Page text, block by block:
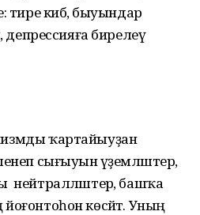
тире кибә, быуындар
депрессияға бирелеү
ҡартайыуҙан
сығыуын әүҙемләштерә,
нейтралләштерә, башҡа
көсәйтә. Уның